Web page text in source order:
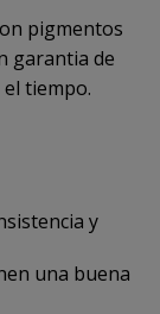
pigmentos
garantia de
tiempo.
y
una buena